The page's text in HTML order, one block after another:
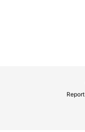
Report